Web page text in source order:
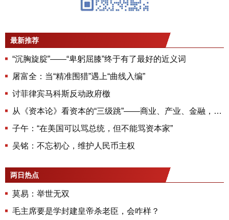
最新推荐
“沉胸旋腚”——“卑躬屈膝”终于有了最好的近义词
屠富全：当“精准围猎”遇上“曲线入编”
讨菲律宾马科斯反动政府檄
从《资本论》看资本的“三级跳”——商业、产业、金融，三百年如何吞噬世界
子午：“在美国可以骂总统，但不能骂资本家”
吴铭：不忘初心，维护人民币主权
两日热点
莫易：举世无双
毛主席要是学封建皇帝杀老臣，会咋样？